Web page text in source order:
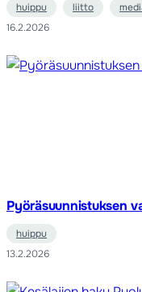
huippu liitto
16.2.2026
Pyöräsuunnistuksen
huippu
13.2.2026